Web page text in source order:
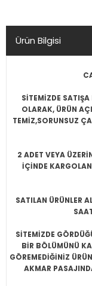
Ürün Bilgisi
SİTEMİZDE
OLARAK, ÜRÜN
TEMİZ,SORUNSUZ
2 ADET VEYA
İÇİNDE
SATILAN ÜRÜNLER
SİTEMİZDE
BİR BÖLÜMÜNÜ
GÖREMEDİĞİNİZ
AKMAR